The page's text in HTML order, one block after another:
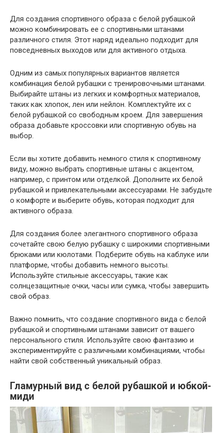
Для создания спортивного образа с белой рубашкой
можно комбинировать ее с спортивными штанами
различного стиля. Этот наряд идеально подходит для
повседневных выходов или для активного отдыха.
Одним из самых популярных вариантов является
комбинация белой рубашки с тренировочными штанами.
Выбирайте штаны из легких и комфортных материалов,
таких как хлопок, лен или нейлон. Комплектуйте их с
белой рубашкой со свободным кроем. Для завершения
образа добавьте кроссовки или спортивную обувь на
выбор.
Если вы хотите добавить немного стиля к спортивному
виду, можно выбрать спортивные штаны с акцентом,
например, с принтом или отделкой. Дополните их белой
рубашкой и привлекательными аксессуарами. Не забудьте
о комфорте и выберите обувь, которая подходит для
активного образа.
Для создания более элегантного спортивного образа
сочетайте свою белую рубашку с широкими спортивными
брюками или кюлотами. Подберите обувь на каблуке или
платформе, чтобы добавить немного высоты.
Используйте стильные аксессуары, такие как
солнцезащитные очки, часы или сумка, чтобы завершить
свой образ.
Важно помнить, что создание спортивного вида с белой
рубашкой и спортивными штанами зависит от вашего
персонального стиля. Используйте свою фантазию и
экспериментируйте с различными комбинациями, чтобы
найти свой собственный уникальный образ.
Гламурный вид с белой рубашкой и юбкой-
миди